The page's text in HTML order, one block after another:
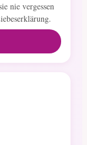
nie vergessen